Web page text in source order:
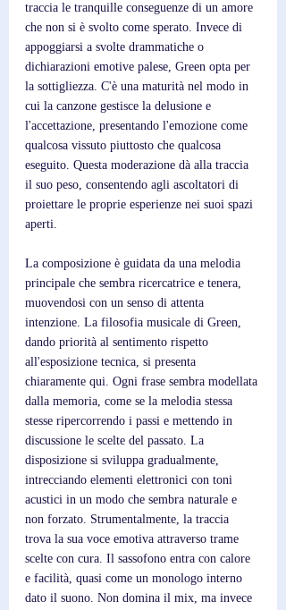
traccia le tranquille conseguenze di un amore
che non si è svolto come sperato. Invece di
appoggiarsi a svolte drammatiche o
dichiarazioni emotive palese, Green opta per
la sottigliezza. C'è una maturità nel modo in
cui la canzone gestisce la delusione e
l'accettazione, presentando l'emozione come
qualcosa vissuto piuttosto che qualcosa
eseguito. Questa moderazione dà alla traccia
il suo peso, consentendo agli ascoltatori di
proiettare le proprie esperienze nei suoi spazi
aperti.
La composizione è guidata da una melodia
principale che sembra ricercatrice e tenera,
muovendosi con un senso di attenta
intenzione. La filosofia musicale di Green,
dando priorità al sentimento rispetto
all'esposizione tecnica, si presenta
chiaramente qui. Ogni frase sembra modellata
dalla memoria, come se la melodia stessa
stesse ripercorrendo i passi e mettendo in
discussione le scelte del passato. La
disposizione si sviluppa gradualmente,
intrecciando elementi elettronici con toni
acustici in un modo che sembra naturale e
non forzato. Strumentalmente, la traccia
trova la sua voce emotiva attraverso trame
scelte con cura. Il sassofono entra con calore
e facilità, quasi come un monologo interno
dato il suono. Non domina il mix, ma invece